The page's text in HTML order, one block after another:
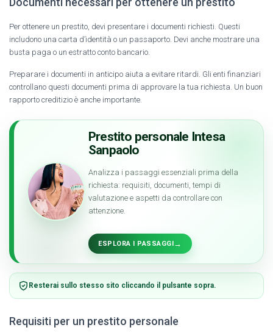
Per ottenere un prestito, devi presentare i documenti richiesti. Questi
includono una carta d’identità o un passaporto. Devi anche mostrare una
busta paga o un estratto conto bancario.
Preparare i documenti in anticipo aiuta a evitare ritardi. Gli enti finanziari
controllano questi documenti prima di approvare la tua richiesta. Un buon
rapporto creditizio è anche importante.
Prestito personale Intesa
Sanpaolo
Analizza i passaggi essenziali prima della
richiesta: requisiti, documenti, tempi di
valutazione e aspetti da controllare con
attenzione.
ESPLORA I PASSAGGI→
Resterai sullo stesso sito cliccando il pulsante sopra.
Requisiti per un prestito personale